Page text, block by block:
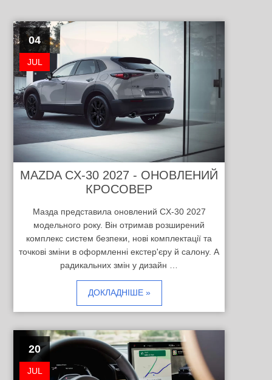
04
JUL
MAZDA CX-30 2027 - ОНОВЛЕНИЙ
КРОСОВЕР
Мазда представила оновлений CX-30 2027
модельного року. Він отримав розширений
комплекс систем безпеки, нові комплектації та
точкові зміни в оформленні екстер'єру й салону. А
радикальних змін у дизайн …
ДОКЛАДНІШЕ »
20
JUL